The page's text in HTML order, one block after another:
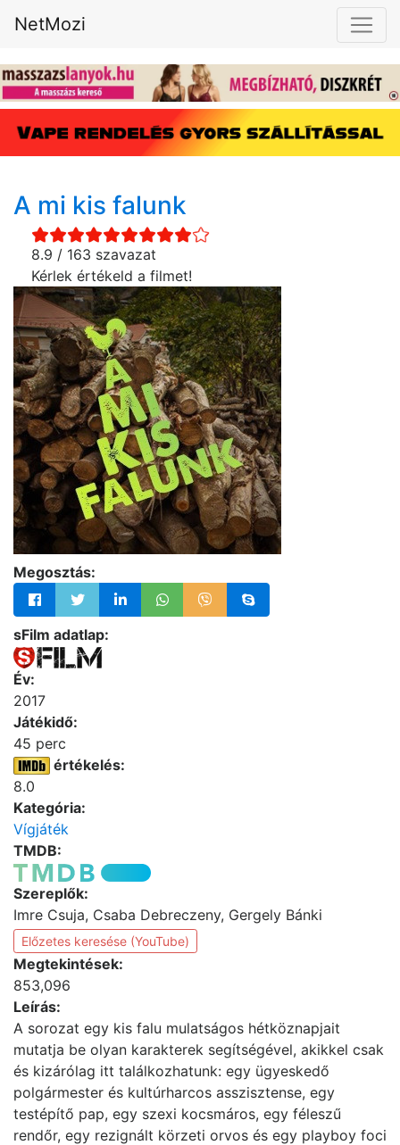
NetMozi
A mi kis falunk
8.9 / 163 szavazat
Kérlek értékeld a filmet!
Megosztás:
sFilm adatlap:
Év:
2017
Játékidő:
45 perc
értékelés:
8.0
Kategória:
Vígjáték
TMDB:
Szereplők:
Imre Csuja, Csaba Debreczeny, Gergely Bánki
Előzetes keresése (YouTube)
Megtekintések:
853,096
Leírás:
A sorozat egy kis falu mulatságos hétköznapjait
mutatja be olyan karakterek segítségével, akikkel csak
és kizárólag itt találkozhatunk: egy ügyeskedő
polgármester és kultúrharcos asszisztense, egy
testépítő pap, egy szexi kocsmáros, egy féleszű
rendőr, egy rezignált körzeti orvos és egy playboy foci